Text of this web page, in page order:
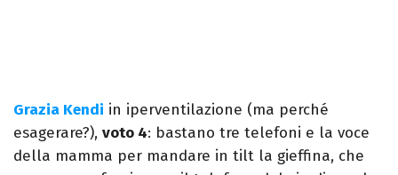
Grazia Kendi in iperventilazione (ma perché
esagerare?), voto 4: bastano tre telefoni e la voce
della mamma per mandare in tilt la gieffina, che